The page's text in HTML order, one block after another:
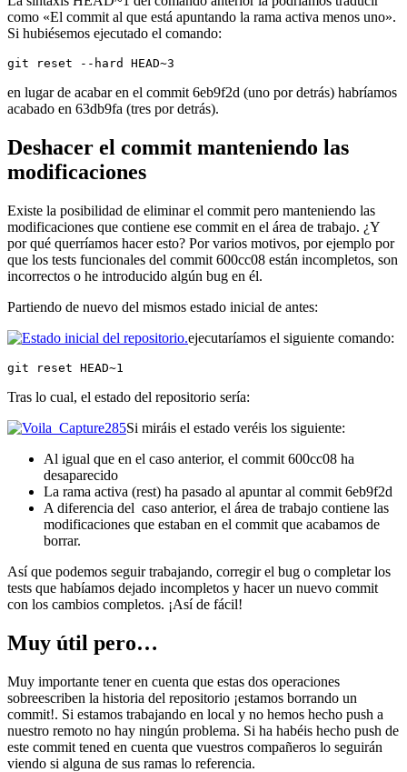
como «El commit al que está apuntando la rama activa menos uno».
Si hubiésemos ejecutado el comando:
git reset --hard HEAD~3
en lugar de acabar en el commit 6eb9f2d (uno por detrás) habríamos
acabado en 63db9fa (tres por detrás).
Deshacer el commit manteniendo las
modificaciones
Existe la posibilidad de eliminar el commit pero manteniendo las
modificaciones que contiene ese commit en el área de trabajo. ¿Y
por qué querríamos hacer esto? Por varios motivos, por ejemplo por
que los tests funcionales del commit 600cc08 están incompletos, son
incorrectos o he introducido algún bug en él.
Partiendo de nuevo del mismos estado inicial de antes:
ejecutaríamos el siguiente comando:
git reset HEAD~1
Tras lo cual, el estado del repositorio sería:
Si miráis el estado veréis los siguiente:
Al igual que en el caso anterior, el commit 600cc08 ha
desaparecido
La rama activa (rest) ha pasado al apuntar al commit 6eb9f2d
A diferencia del caso anterior, el área de trabajo contiene las
modificaciones que estaban en el commit que acabamos de
borrar.
Así que podemos seguir trabajando, corregir el bug o completar los
tests que habíamos dejado incompletos y hacer un nuevo commit
con los cambios completos. ¡Así de fácil!
Muy útil pero…
Muy importante tener en cuenta que estas dos operaciones
sobreescriben la historia del repositorio ¡estamos borrando un
commit!. Si estamos trabajando en local y no hemos hecho push a
nuestro remoto no hay ningún problema. Si ha habéis hecho push de
este commit tened en cuenta que vuestros compañeros lo seguirán
viendo si alguna de sus ramas lo referencia.